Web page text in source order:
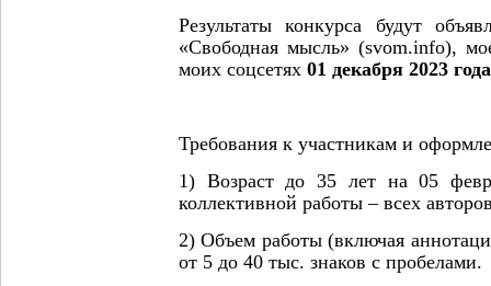
Результаты конкурса будут
«Свободная мысль» (svom.info),
моих соцсетях 01 декабря 2023 года
Требования к участникам и
1) Возраст до 35 лет на 05
коллективной работы – всех
2) Объем работы (включая
от 5 до 40 тыс. знаков с пробелами.